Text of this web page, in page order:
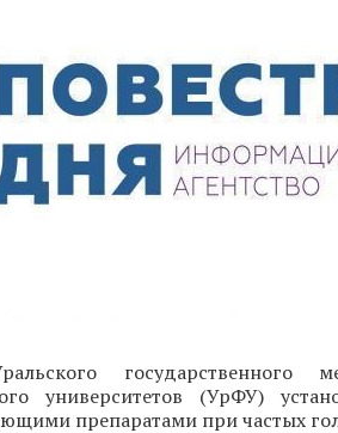
университетов (УрФУ)
препаратами при частых